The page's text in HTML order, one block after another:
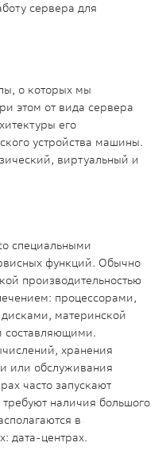
сервера для
о которых мы
этом от вида сервера
его
устройства машины.
виртуальный и
специальными
функций. Обычно
производительностью
процессорами,
материнской
составляющими.
хранения
или обслуживания
часто запускают
наличия большого
в
дата-центрах.